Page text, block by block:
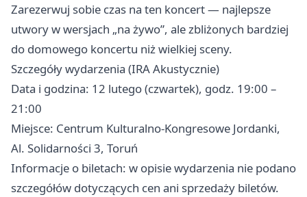
Zarezerwuj sobie czas na ten koncert — najlepsze
utwory w wersjach „na żywo”, ale zbliżonych bardziej
do domowego koncertu niż wielkiej sceny.
Szczegóły wydarzenia (IRA Akustycznie)
Data i godzina: 12 lutego (czwartek), godz. 19:00 –
21:00
Miejsce: Centrum Kulturalno-Kongresowe Jordanki,
Al. Solidarności 3, Toruń
Informacje o biletach: w opisie wydarzenia nie podano
szczegółów dotyczących cen ani sprzedaży biletów.